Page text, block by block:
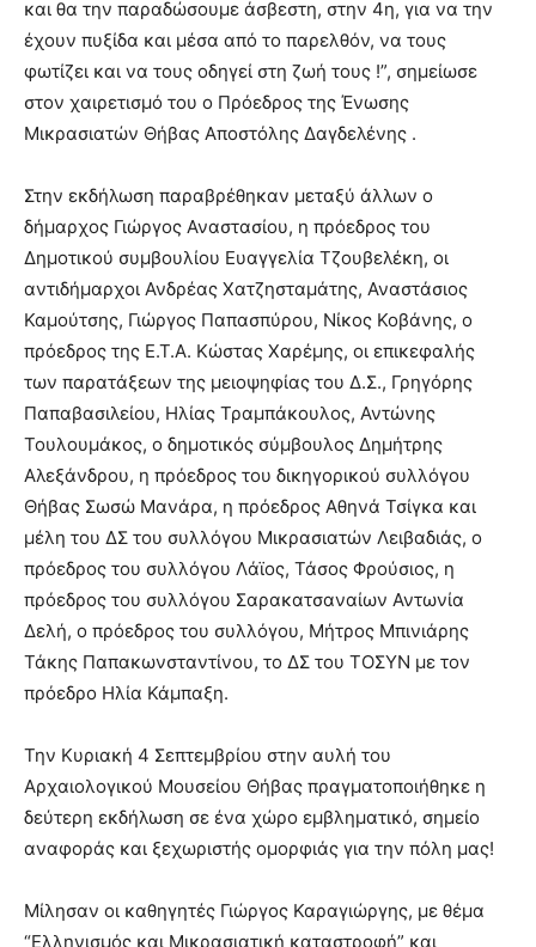
και θα την παραδώσουμε άσβεστη, στην 4η, για να την
έχουν πυξίδα και μέσα από το παρελθόν, να τους
φωτίζει και να τους οδηγεί στη ζωή τους !”, σημείωσε
στον χαιρετισμό του ο Πρόεδρος της Ένωσης
Μικρασιατών Θήβας Αποστόλης Δαγδελένης .
Στην εκδήλωση παραβρέθηκαν μεταξύ άλλων ο
δήμαρχος Γιώργος Αναστασίου, η πρόεδρος του
Δημοτικού συμβουλίου Ευαγγελία Τζουβελέκη, οι
αντιδήμαρχοι Ανδρέας Χατζησταμάτης, Αναστάσιος
Καμούτσης, Γιώργος Παπασπύρου, Νίκος Κοβάνης, ο
πρόεδρος της Ε.Τ.Α. Κώστας Χαρέμης, οι επικεφαλής
των παρατάξεων της μειοψηφίας του Δ.Σ., Γρηγόρης
Παπαβασιλείου, Ηλίας Τραμπάκουλος, Αντώνης
Τουλουμάκος, ο δημοτικός σύμβουλος Δημήτρης
Αλεξάνδρου, η πρόεδρος του δικηγορικού συλλόγου
Θήβας Σωσώ Μανάρα, η πρόεδρος Αθηνά Τσίγκα και
μέλη του ΔΣ του συλλόγου Μικρασιατών Λειβαδιάς, ο
πρόεδρος του συλλόγου Λάϊος, Τάσος Φρούσιος, η
πρόεδρος του συλλόγου Σαρακατσαναίων Αντωνία
Δελή, ο πρόεδρος του συλλόγου, Μήτρος Μπινιάρης
Τάκης Παπακωνσταντίνου, το ΔΣ του ΤΟΣΥΝ με τον
πρόεδρο Ηλία Κάμπαξη.
Την Κυριακή 4 Σεπτεμβρίου στην αυλή του
Αρχαιολογικού Μουσείου Θήβας πραγματοποιήθηκε η
δεύτερη εκδήλωση σε ένα χώρο εμβληματικό, σημείο
αναφοράς και ξεχωριστής ομορφιάς για την πόλη μας!
Μίλησαν οι καθηγητές Γιώργος Καραγιώργης, με θέμα
“Ελληνισμός και Μικρασιατική καταστροφή” και